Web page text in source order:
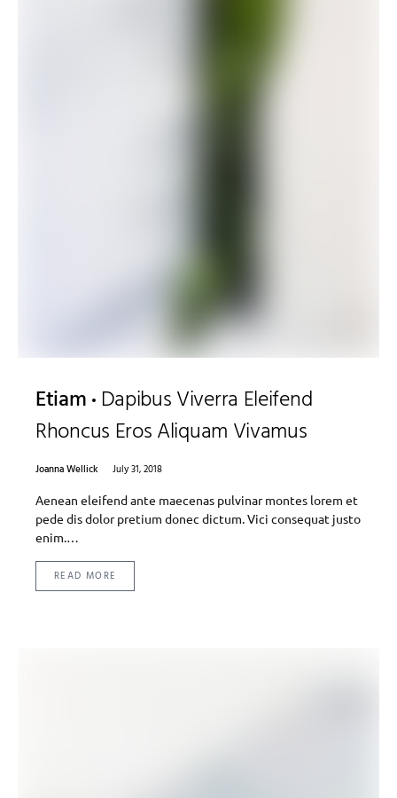
Etiam Dapibus Viverra Eleifend
Rhoncus Eros Aliquam Vivamus
Joanna Wellick
July 31, 2018
Aenean eleifend ante maecenas pulvinar montes lorem et
pede dis dolor pretium donec dictum. Vici consequat justo
enim.…
READ MORE